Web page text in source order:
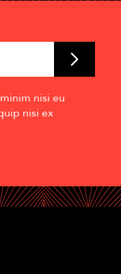
nisi eu
nisi ex